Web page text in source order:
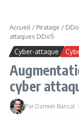
Accueil / Piratage /
attaques DDoS
Cyber-attaque
cyber
Par Damien Bancal